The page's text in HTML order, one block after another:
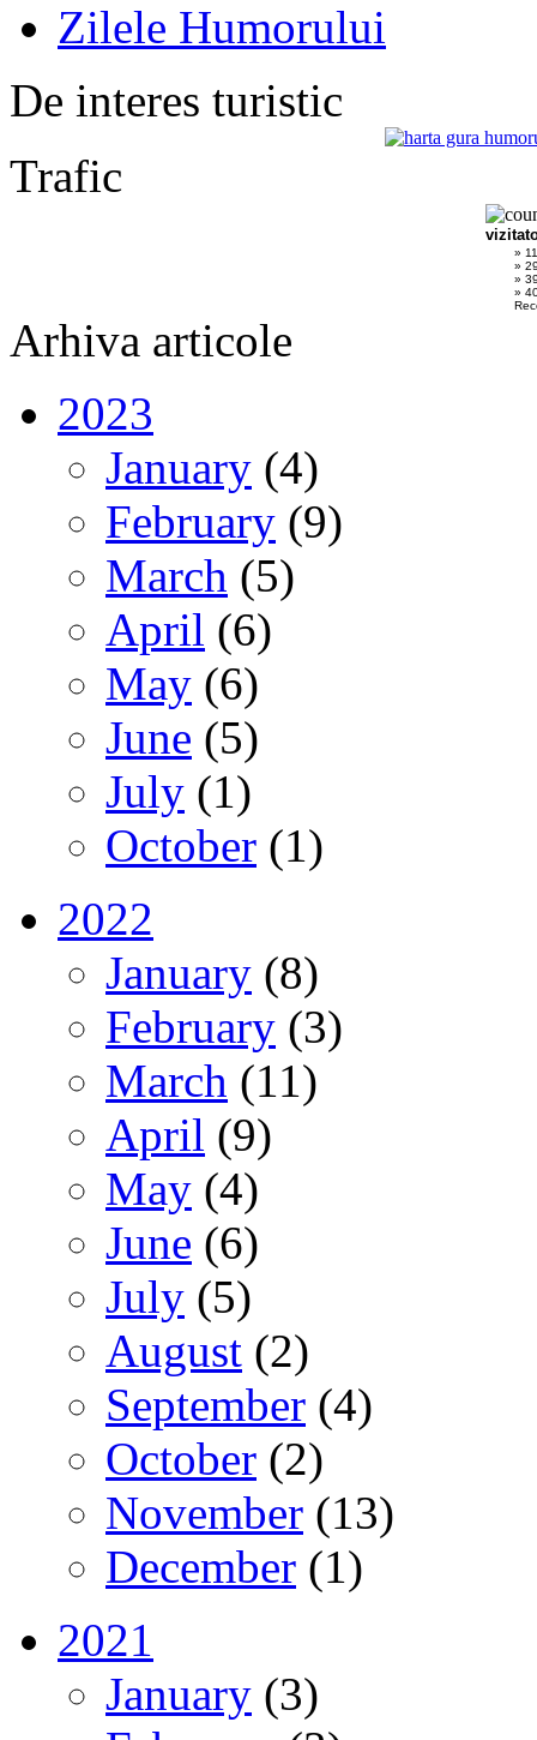
Zilele Humorului
De interes turistic
Trafic
»
»
»
»
Arhiva articole
2023
January (4)
February (9)
March (5)
April (6)
May (6)
June (5)
July (1)
October (1)
2022
January (8)
February (3)
March (11)
April (9)
May (4)
June (6)
July (5)
August (2)
September (4)
October (2)
November (13)
December (1)
2021
January (3)